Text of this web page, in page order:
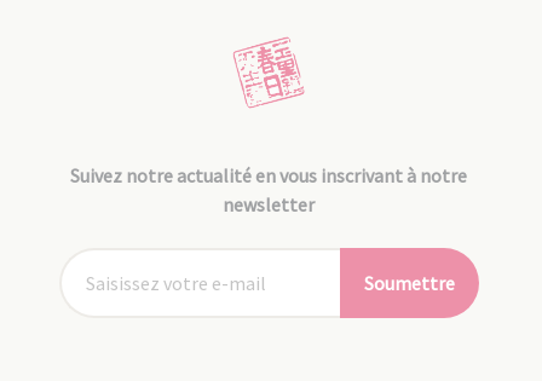
Suivez notre actualité en vous inscrivant à notre
newsletter
Soumettre